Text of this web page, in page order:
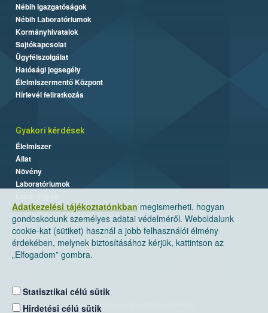
Adatkezelési tájékoztatónkban megismerheti, hogyan
gondoskodunk személyes adatai védelméről. Weboldalunk
cookie-kat (sütiket) használ a jobb felhasználói élmény
érdekében, melynek biztosításához kérjük, kattintson az
„Elfogadom” gombra.
Statisztikai célú sütik
Hirdetési célú sütik
Nébih Igazgatóságok
Nébih Laboratóriumok
Kormányhivatalok
Sajtókapcsolat
Ügyfélszolgálat
Hatósági jogsegély
Élelmiszermentő Központ
Hírlevél feliratkozás
Gyakori kérdések
Élelmiszer
Állat
Növény
Laboratóriumok
Nemzeti Élelmiszerlánc-biztonsági Hivatal